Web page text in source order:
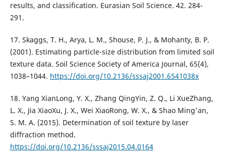
results, and classification. Eurasian Soil Science. 42. 284-
291.
17. Skaggs, T. H., Arya, L. M., Shouse, P. J., & Mohanty, B. P.
(2001). Estimating particle-size distribution from limited soil
texture data. Soil Science Society of America Journal, 65(4),
1038–1044. https://doi.org/10.2136/sssaj2001.6541038x
18. Yang XianLong, Y. X., Zhang QingYin, Z. Q., Li XueZhang,
L. X., Jia XiaoXu, J. X., Wei XiaoRong, W. X., & Shao Ming'an,
S. M. A. (2015). Determination of soil texture by laser
diffraction method.
https://doi.org/10.2136/sssaj2015.04.0164